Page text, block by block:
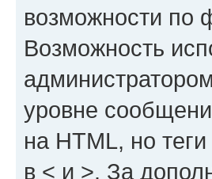
возможности по
Возможность
уровне
на HTML, но
в < и >. За